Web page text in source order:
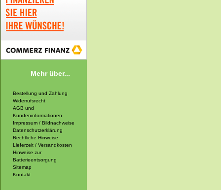
Mehr über...
Bestellung und Zahlung
Widerrufsrecht
AGB und
Kundeninformationen
Impressum / Bildnachweise
Datenschutzerklärung
Rechtliche Hinweise
Lieferzeit / Versandkosten
Hinweise zur
Batterieentsorgung
Sitemap
Kontakt